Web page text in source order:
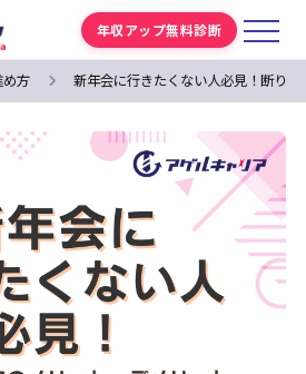
年収アップ無料診断
方 新年会に行きたくない人必見！断り